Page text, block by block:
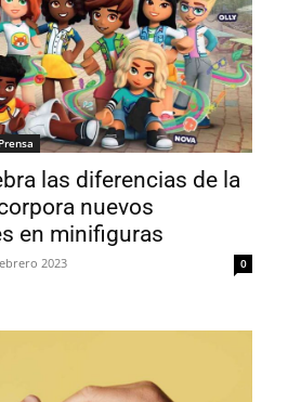
las diferencias de la
nuevos
en minifiguras
2023 0